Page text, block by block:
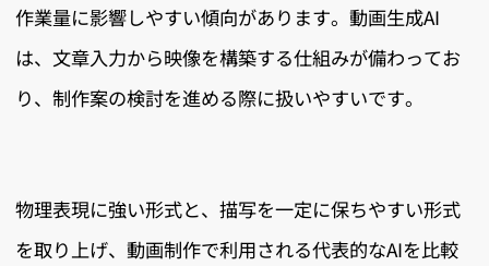
作業量に影響しやすい傾向があります。動画生成AI
は、文章入力から映像を構築する仕組みが備わってお
り、制作案の検討を進める際に扱いやすいです。
物理表現に強い形式と、描写を一定に保ちやすい形式
を取り上げ、動画制作で利用される代表的なAIを比較